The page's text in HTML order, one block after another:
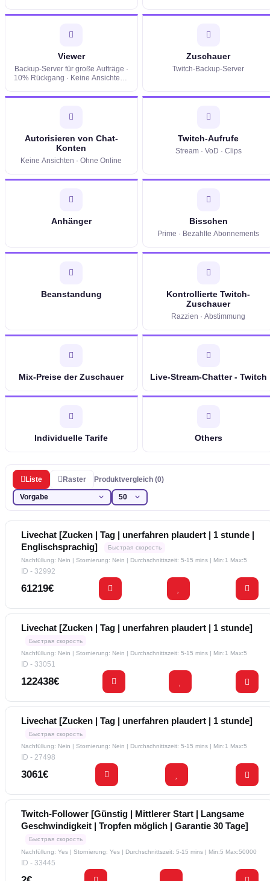
Viewer
Backup-Server für große Aufträge ·
10% Rückgang · Keine Ansichten ·
Zuschauer
Twitch-Backup-Server
Autorisieren von Chat-
Konten
Keine Ansichten · Ohne Online
Twitch-Aufrufe
Stream · VoD · Clips
Anhänger Bisschen
Prime · Bezahlte Abonnements
Beanstandung
Kontrollierte Twitch-
Zuschauer
Razzien · Abstimmung
Mix-Preise der Zuschauer Live-Stream-Chatter - Twitch
Individuelle Tarife Others
Liste Raster Produktvergleich (0)
Livechat [Zucken | Tag | unerfahren plaudert | 1 stunde |
Englischsprachig]
Быстрая скорость
Nachfüllung: Nein | Stornierung: Nein | Durchschnittszeit: 5-15 mins | Min:1 Max:5
ID - 32992
61219€
Livechat [Zucken | Tag | unerfahren plaudert | 1 stunde]
Быстрая скорость
Nachfüllung: Nein | Stornierung: Nein | Durchschnittszeit: 5-15 mins | Min:1 Max:5
ID - 33051
122438€
Livechat [Zucken | Tag | unerfahren plaudert | 1 stunde]
Быстрая скорость
Nachfüllung: Nein | Stornierung: Nein | Durchschnittszeit: 5-15 mins | Min:1 Max:5
ID - 27498
3061€
Twitch-Follower [Günstig | Mittlerer Start | Langsame
Geschwindigkeit | Tropfen möglich | Garantie 30 Tage]
Быстрая скорость
Nachfüllung: Yes | Stornierung: Yes | Durchschnittszeit: 5-15 mins | Min:5 Max:50000
ID - 33445